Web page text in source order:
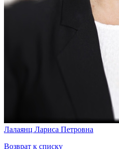
Лалаянц Лариса Петровна
Возврат к списку